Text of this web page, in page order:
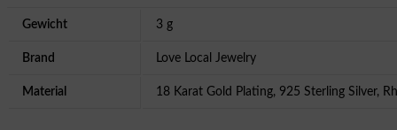
Gewicht 3 g
Brand Love Local Jewelry
Material 18 Karat Gold Plating, 925 Sterling Silver,